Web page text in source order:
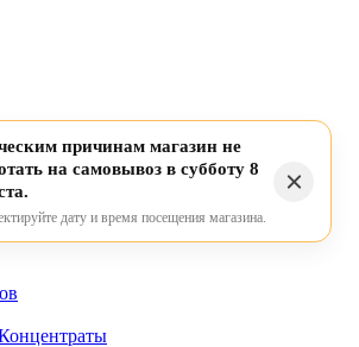
причинам магазин не
на самовывоз в субботу 8
дату и время посещения магазина.